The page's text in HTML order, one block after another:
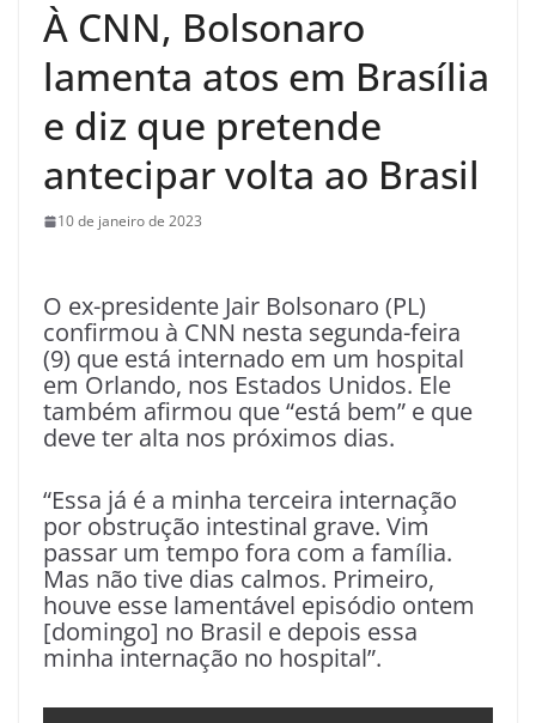
À CNN, Bolsonaro
lamenta atos em Brasília
e diz que pretende
antecipar volta ao Brasil
10 de janeiro de 2023
O ex-presidente Jair Bolsonaro (PL)
confirmou à CNN nesta segunda-feira
(9) que está internado em um hospital
em Orlando, nos Estados Unidos. Ele
também afirmou que “está bem” e que
deve ter alta nos próximos dias.
“Essa já é a minha terceira internação
por obstrução intestinal grave. Vim
passar um tempo fora com a família.
Mas não tive dias calmos. Primeiro,
houve esse lamentável episódio ontem
[domingo] no Brasil e depois essa
minha internação no hospital”.